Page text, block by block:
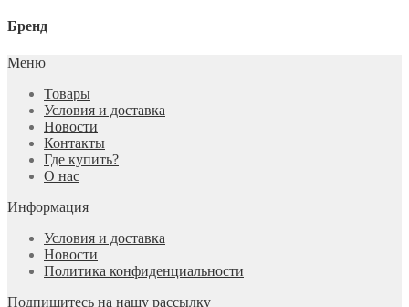
Бренд
Меню
Товары
Условия и доставка
Новости
Контакты
Где купить?
О нас
Информация
Условия и доставка
Новости
Политика конфиденциальности
Подпишитесь на нашу рассылку